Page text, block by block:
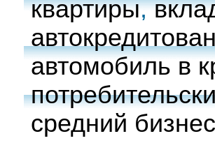
квартиры,
автомобиль в
средний бизнес